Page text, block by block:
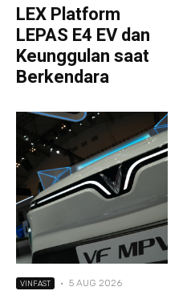
LEX Platform
LEPAS E4 EV dan
Keunggulan saat
Berkendara
VINFAST · 5 AUG 2026